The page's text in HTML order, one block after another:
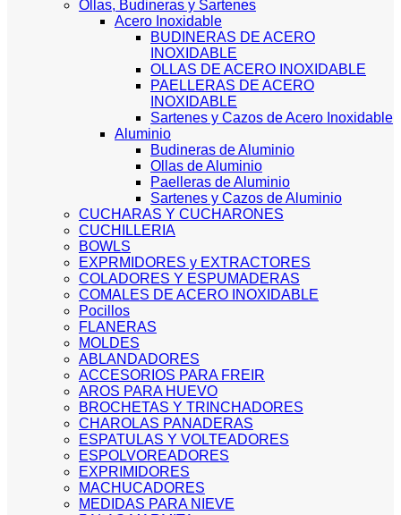
Ollas, Budineras y Sartenes
Acero Inoxidable
BUDINERAS DE ACERO
INOXIDABLE
OLLAS DE ACERO INOXIDABLE
PAELLERAS DE ACERO
INOXIDABLE
Sartenes y Cazos de Acero Inoxidable
Aluminio
Budineras de Aluminio
Ollas de Aluminio
Paelleras de Aluminio
Sartenes y Cazos de Aluminio
CUCHARAS Y CUCHARONES
CUCHILLERIA
BOWLS
EXPRMIDORES y EXTRACTORES
COLADORES Y ESPUMADERAS
COMALES DE ACERO INOXIDABLE
Pocillos
FLANERAS
MOLDES
ABLANDADORES
ACCESORIOS PARA FREIR
AROS PARA HUEVO
BROCHETAS Y TRINCHADORES
CHAROLAS PANADERAS
ESPATULAS Y VOLTEADORES
ESPOLVOREADORES
EXPRIMIDORES
MACHUCADORES
MEDIDAS PARA NIEVE